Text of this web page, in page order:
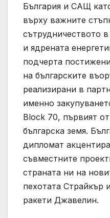
България и САЩ
върху важните
сътрудничеството
и ядрената
подчерта
на българските
реализирани в
именно
Block 70, първият
българска земя.
дипломат
съвместните
страната ни на
пехотата Страйкър
ракети Джавелин.